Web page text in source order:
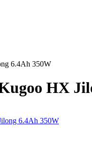
6.4Ah 350W
HX